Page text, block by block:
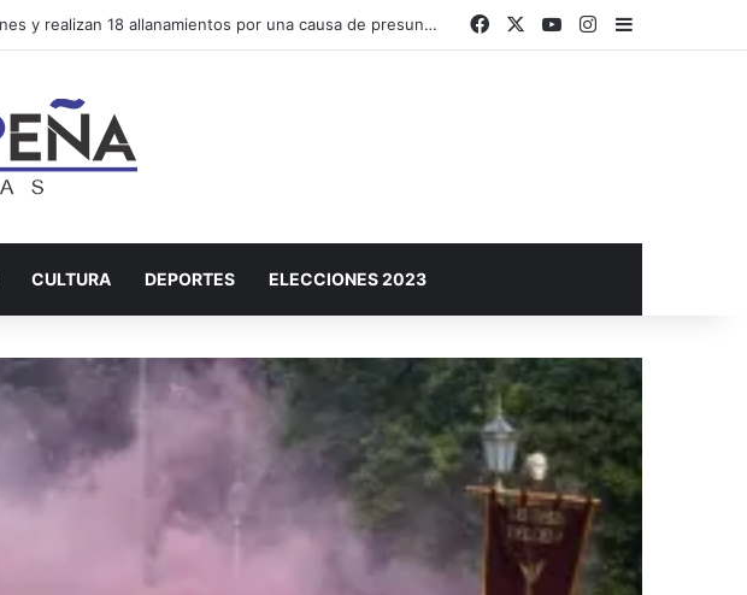
El Plan Sáenz Peña Sustentable y Circular invita a conocer sus acciones en una muestra abierta a la comunidad FacebookYouTubeInstagram
Barra lateral
CULTURA DEPORTES ELECCIONES 2023